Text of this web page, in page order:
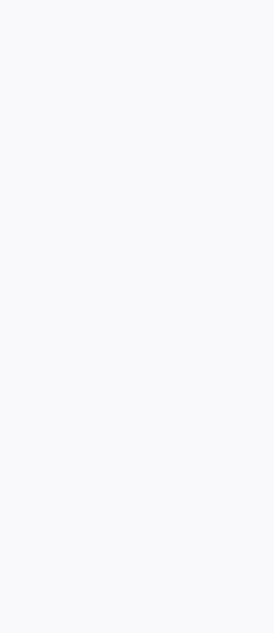
、
スのかたち
サポート機能×使いやす
るを実現